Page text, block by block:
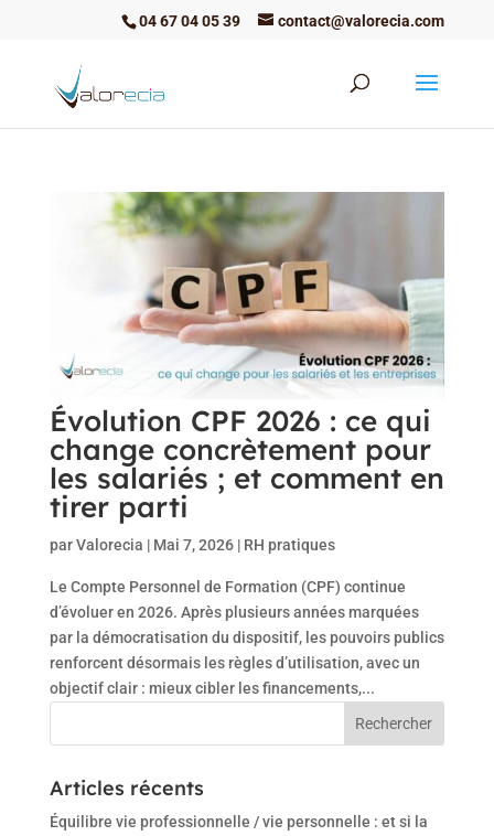
04 67 04 05 39 contact@valorecia.com
Évolution CPF 2026 : ce qui
change concrètement pour
les salariés ; et comment en
tirer parti
parValorecia | Mai 7, 2026| RH pratiques
Le Compte Personnel de Formation (CPF) continue
d’évoluer en 2026. Après plusieurs années marquées
par la démocratisation du dispositif, les pouvoirs publics
renforcent désormais les règles d’utilisation, avec un
objectif clair : mieux cibler les financements,...
Articles récents
Équilibre vie professionnelle / vie personnelle : et si la